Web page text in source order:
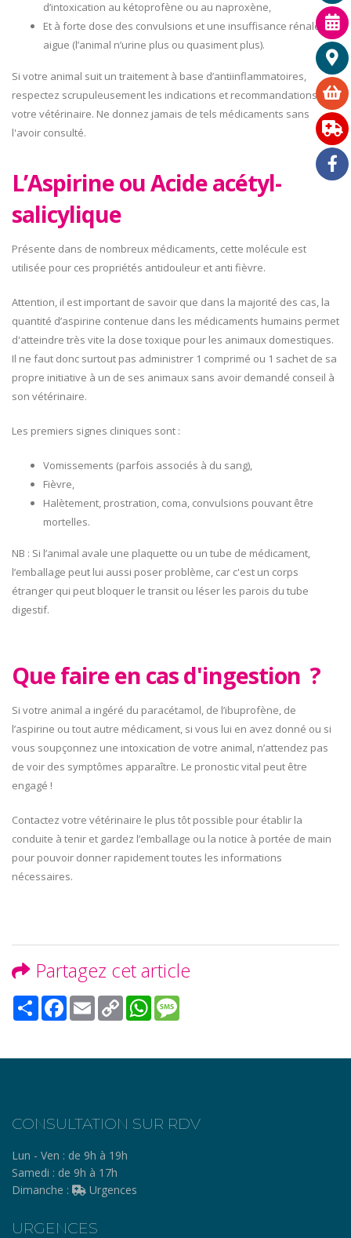
d’intoxication au kétoprofène ou au naproxène,
Et à forte dose des convulsions et une insuffisance rénale
aigue (l’animal n’urine plus ou quasiment plus).
Si votre animal suit un traitement à base d’antiinflammatoires,
respectez scrupuleusement les indications et recommandations de
votre vétérinaire. Ne donnez jamais de tels médicaments sans
l'avoir consulté.
L’Aspirine ou Acide acétyl-
salicylique
Présente dans de nombreux médicaments, cette molécule est
utilisée pour ces propriétés antidouleur et anti fièvre.
Attention, il est important de savoir que dans la majorité des cas, la
quantité d’aspirine contenue dans les médicaments humains permet
d'atteindre très vite la dose toxique pour les animaux domestiques.
Il ne faut donc surtout pas administrer 1 comprimé ou 1 sachet de sa
propre initiative à un de ses animaux sans avoir demandé conseil à
son vétérinaire.
Les premiers signes cliniques sont :
Vomissements (parfois associés à du sang),
Fièvre,
Halètement, prostration, coma, convulsions pouvant être
mortelles.
NB : Si l’animal avale une plaquette ou un tube de médicament,
l’emballage peut lui aussi poser problème, car c'est un corps
étranger qui peut bloquer le transit ou léser les parois du tube
digestif.
Que faire en cas d'ingestion ?
Si votre animal a ingéré du paracétamol, de l’ibuprofène, de
l’aspirine ou tout autre médicament, si vous lui en avez donné ou si
vous soupçonnez une intoxication de votre animal, n’attendez pas
de voir des symptômes apparaître. Le pronostic vital peut être
engagé !
Contactez votre vétérinaire le plus tôt possible pour établir la
conduite à tenir et gardez l’emballage ou la notice à portée de main
pour pouvoir donner rapidement toutes les informations
nécessaires.
Partagez cet article
Share Facebook
Email Copy
Link
WhatsApp
CONSULTATION SUR RDV
Lun - Ven : de 9h à 19h
Samedi : de 9h à 17h
Dimanche :
Urgences
URGENCES